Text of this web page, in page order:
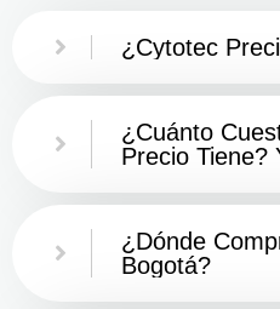
¿Cytotec
¿Cuánto
Precio Tiene?
¿Dónde
Bogotá?